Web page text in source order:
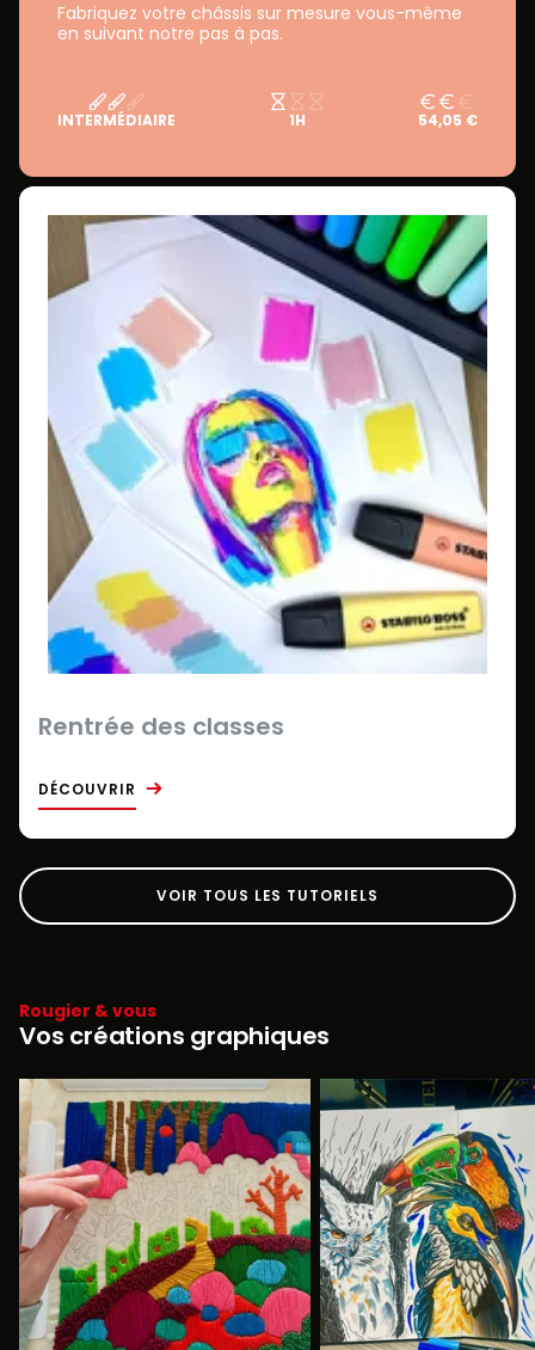
Fabriquez votre châssis sur mesure vous-même
en suivant notre pas à pas.
INTERMÉDIAIRE 1H 54,05 €
Rentrée des classes
DÉCOUVRIR
VOIR TOUS LES TUTORIELS
Rougier & vous
Vos créations graphiques